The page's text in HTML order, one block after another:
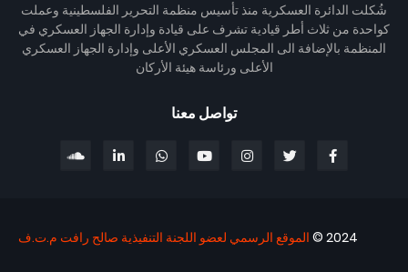
شُكلت الدائرة العسكرية منذ تأسيس منظمة التحرير الفلسطينية وعملت
كواحدة من ثلاث أطر قيادية تشرف على قيادة وإدارة الجهاز العسكري في
المنظمة بالإضافة الى المجلس العسكري الأعلى وإدارة الجهاز العسكري
الأعلى ورئاسة هيئة الأركان
تواصل معنا
2024 © الموقع الرسمي لعضو اللجنة التنفيذية صالح رافت م.ت.ف